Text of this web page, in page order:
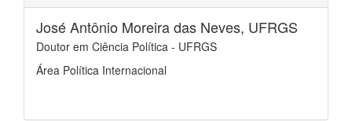
José Antônio Moreira das Neves, UFRGS
Doutor em Ciência Política - UFRGS
Área Política Internacional